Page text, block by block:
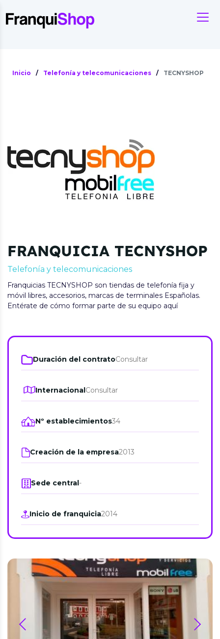
Inicio / Telefonía y telecomunicaciones / TECNYSHOP
FRANQUICIA TECNYSHOP
Telefonía y telecomunicaciones
Franquicias TECNYSHOP son tiendas de telefonía fija y
móvil libres, accesorios, marcas de terminales Españolas.
Entérate de cómo formar parte de su equipo aquí
Duración del contratoConsultar
InternacionalConsultar
Nº establecimientos34
Creación de la empresa2013
Sede central-
Inicio de franquicia2014
prev next